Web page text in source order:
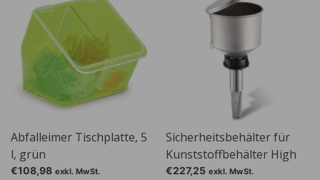
Abfalleimer Tischplatte, 5
l, grün
€108,98 exkl. MwSt.
Sicherheitsbehälter für
Kunststoffbehälter High
Shape, DIN 61
€227,25 exkl. MwSt.